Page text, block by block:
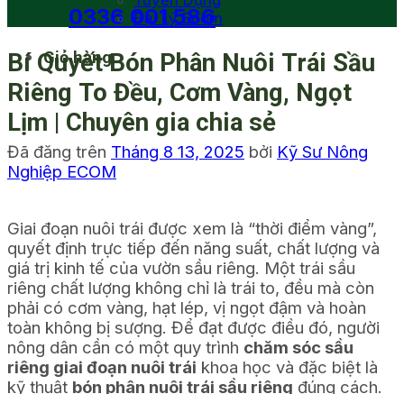
0336 001 586
Giỏ hàng
Đại Lý Ecom
Bí Quyết Bón Phân Nuôi Trái Sầu
Riêng To Đều, Cơm Vàng, Ngọt
Lịm | Chuyên gia chia sẻ
Đã đăng trên Tháng 8 13, 2025 bởi Kỹ Sư Nông
Nghiệp ECOM
Giai đoạn nuôi trái được xem là “thời điểm vàng”,
quyết định trực tiếp đến năng suất, chất lượng và
giá trị kinh tế của vườn sầu riêng. Một trái sầu
riêng chất lượng không chỉ là trái to, đều mà còn
phải có cơm vàng, hạt lép, vị ngọt đậm và hoàn
toàn không bị sượng. Để đạt được điều đó, người
nông dân cần có một quy trình chăm sóc sầu
riêng giai đoạn nuôi trái khoa học và đặc biệt là
kỹ thuật bón phân nuôi trái sầu riêng đúng cách.